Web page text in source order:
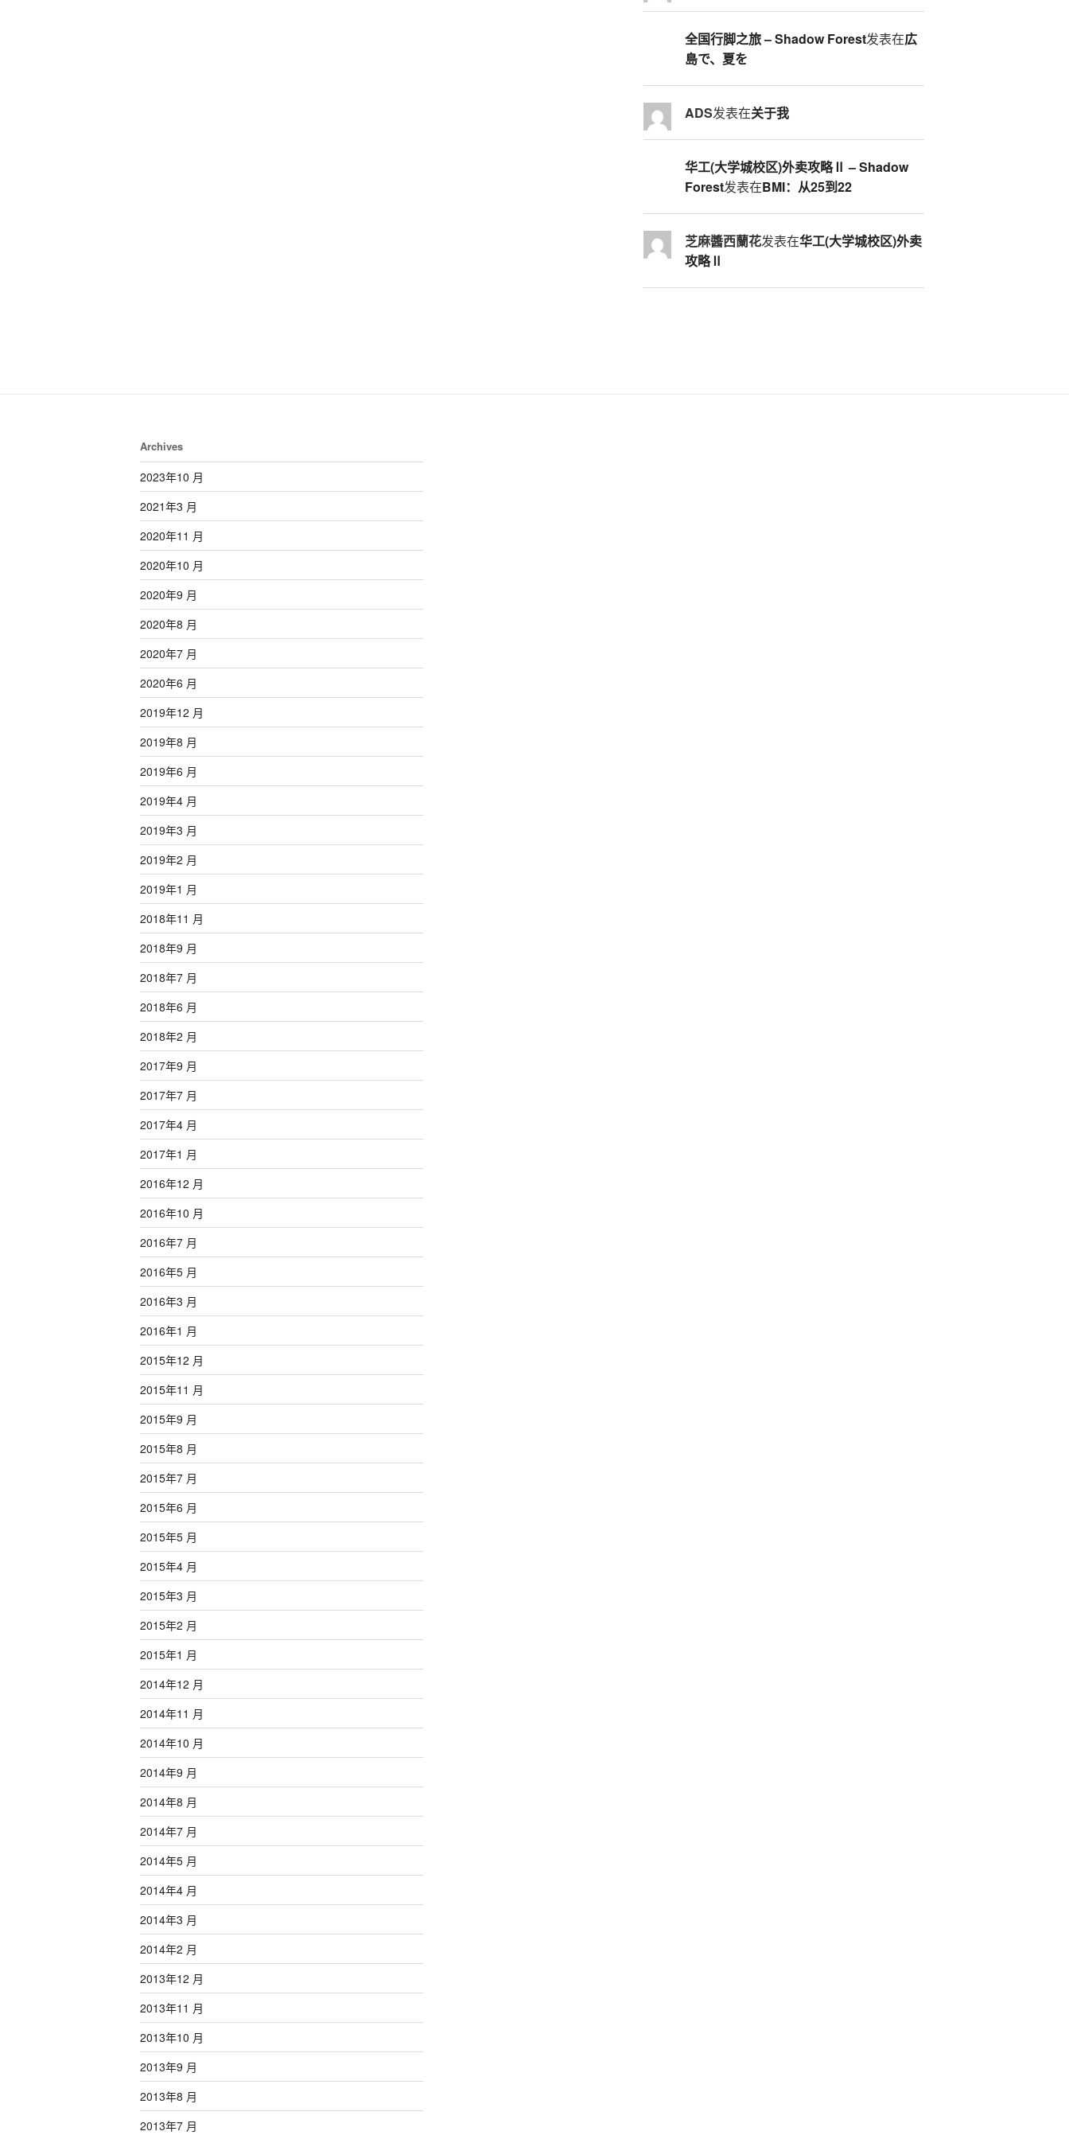
全国行脚之旅 – Shadow Forest发表在広
島で、夏を
ADS发表在关于我
华工(大学城校区)外卖攻略Ⅱ – Shadow
Forest发表在BMI：从25到22
芝麻醬西蘭花发表在华工(大学城校区)外卖
攻略Ⅱ
Archives
2023年10 月
2021年3 月
2020年11 月
2020年10 月
2020年9 月
2020年8 月
2020年7 月
2020年6 月
2019年12 月
2019年8 月
2019年6 月
2019年4 月
2019年3 月
2019年2 月
2019年1 月
2018年11 月
2018年9 月
2018年7 月
2018年6 月
2018年2 月
2017年9 月
2017年7 月
2017年4 月
2017年1 月
2016年12 月
2016年10 月
2016年7 月
2016年5 月
2016年3 月
2016年1 月
2015年12 月
2015年11 月
2015年9 月
2015年8 月
2015年7 月
2015年6 月
2015年5 月
2015年4 月
2015年3 月
2015年2 月
2015年1 月
2014年12 月
2014年11 月
2014年10 月
2014年9 月
2014年8 月
2014年7 月
2014年5 月
2014年4 月
2014年3 月
2014年2 月
2013年12 月
2013年11 月
2013年10 月
2013年9 月
2013年8 月
2013年7 月